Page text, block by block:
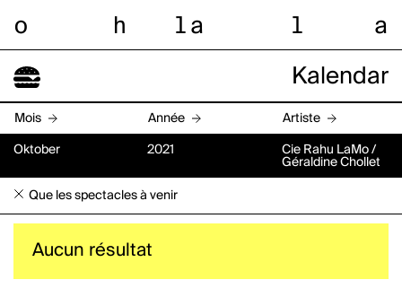
o h l a l a
Kalendar
Mois Année Artiste
Oktober 2021
Cie Rahu LaMo /
Géraldine Chollet
Que les spectacles à venir
Aucun résultat